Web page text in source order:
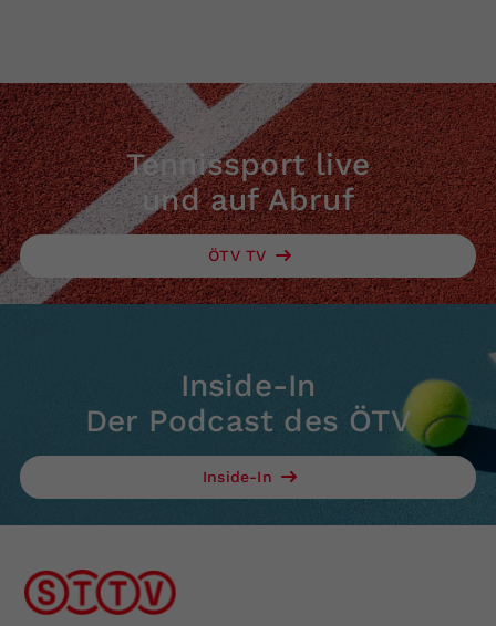
Tennissport live
und auf Abruf
ÖTV TV
Inside-In
Der Podcast des ÖTV
Inside-In